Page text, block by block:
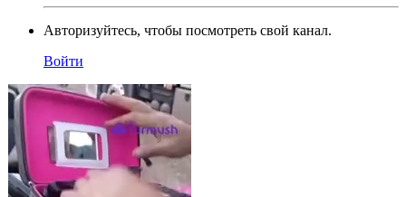
Авторизуйтесь, чтобы посмотреть свой канал.
Войти